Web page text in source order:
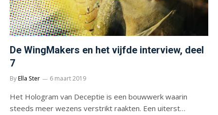
De WingMakers en het vijfde interview, deel
7
ByElla Ster 6 maart 2019
Het Hologram van Deceptie is een bouwwerk waarin
steeds meer wezens verstrikt raakten. Een uiterst…